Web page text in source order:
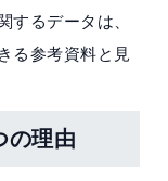
るデータは、
る参考資料と見
理由